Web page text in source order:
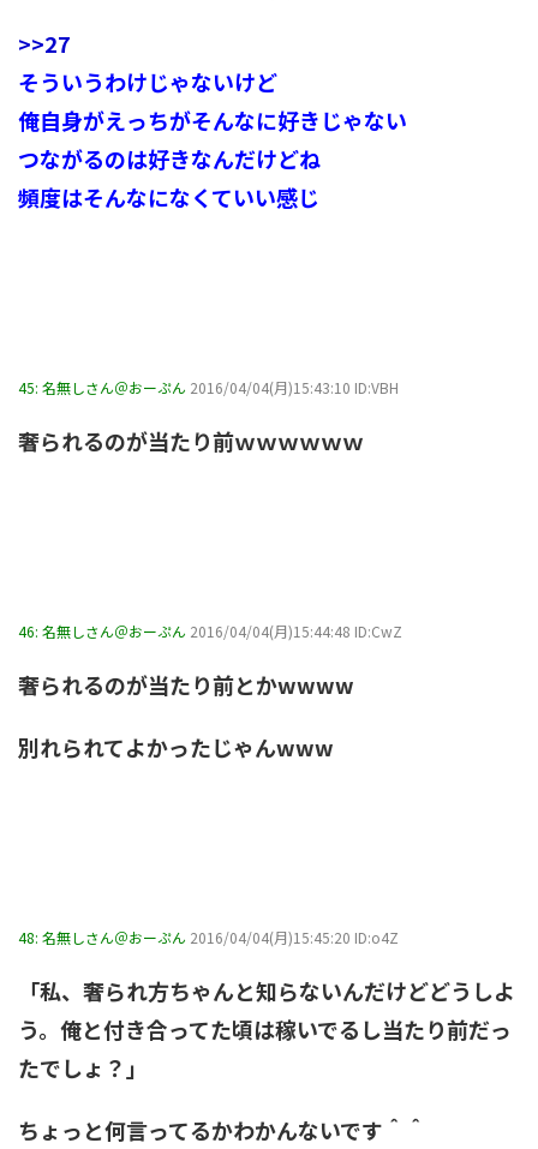
>>27
そういうわけじゃないけど
俺自身がえっちがそんなに好きじゃない
つながるのは好きなんだけどね
頻度はそんなになくていい感じ
45: 名無しさん＠おーぷん 2016/04/04(月)15:43:10 ID:VBH
奢られるのが当たり前ｗｗｗｗｗｗ
46: 名無しさん＠おーぷん 2016/04/04(月)15:44:48 ID:CwZ
奢られるのが当たり前とかwwww
別れられてよかったじゃんwww
48: 名無しさん＠おーぷん 2016/04/04(月)15:45:20 ID:o4Z
「私、奢られ方ちゃんと知らないんだけどどうしよ
う。俺と付き合ってた頃は稼いでるし当たり前だっ
たでしょ？」
ちょっと何言ってるかわかんないです＾＾